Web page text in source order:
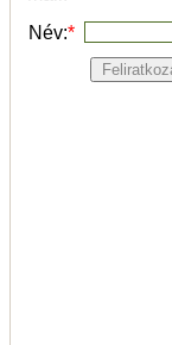
Név:*